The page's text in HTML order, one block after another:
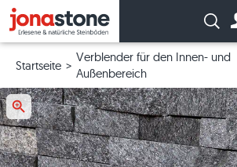
Suche:
Startseite
Verblender für den Innen- und
Außenbereich